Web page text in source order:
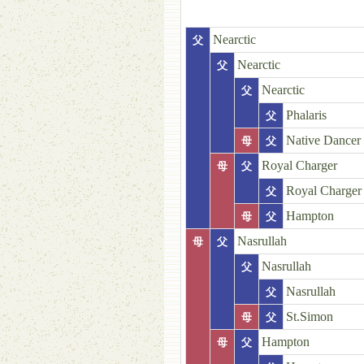
父 Nearctic
父 Nearctic
父 Nearctic
父 Phalaris
母 父 Native Dancer
母 父 Royal Charger
父 Royal Charger
母 父 Hampton
母 父 Nasrullah
父 Nasrullah
父 Nasrullah
母 父 St.Simon
母 父 Hampton